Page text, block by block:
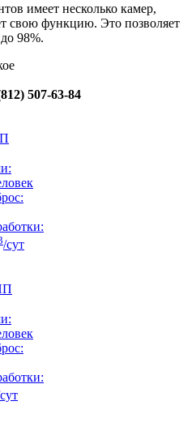
имеет несколько камер,
свою функцию. Это позволяет
98%.
507-63-84
/сут